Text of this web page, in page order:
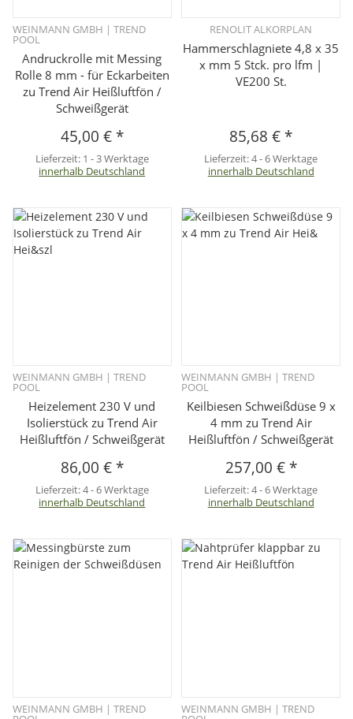
WEINMANN GMBH | TREND
POOL
Andruckrolle mit Messing
Rolle 8 mm - für Eckarbeiten
zu Trend Air Heißluftfön /
Schweißgerät
45,00 € *
Lieferzeit: 1 - 3 Werktage
innerhalb Deutschland
RENOLIT ALKORPLAN
Hammerschlagniete 4,8 x 35
x mm 5 Stck. pro lfm |
VE200 St.
85,68 € *
Lieferzeit:4 - 6 Werktage
innerhalb Deutschland
WEINMANN GMBH | TREND
POOL
Heizelement 230 V und
Isolierstück zu Trend Air
Heißluftfön / Schweißgerät
86,00 € *
Lieferzeit:4 - 6 Werktage
innerhalb Deutschland
WEINMANN GMBH | TREND
POOL
Keilbiesen Schweißdüse 9 x
4 mm zu Trend Air
Heißluftfön / Schweißgerät
257,00 € *
Lieferzeit:4 - 6 Werktage
innerhalb Deutschland
WEINMANN GMBH | TREND WEINMANN GMBH | TREND